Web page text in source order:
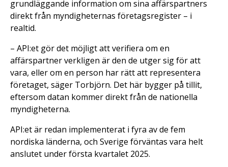
grundläggande information om sina affärspartners
direkt från myndigheternas företagsregister – i
realtid.
– API:et gör det möjligt att verifiera om en
affärspartner verkligen är den de utger sig för att
vara, eller om en person har rätt att representera
företaget, säger Torbjörn. Det här bygger på tillit,
eftersom datan kommer direkt från de nationella
myndigheterna.
API:et är redan implementerat i fyra av de fem
nordiska länderna, och Sverige förväntas vara helt
anslutet under första kvartalet 2025.